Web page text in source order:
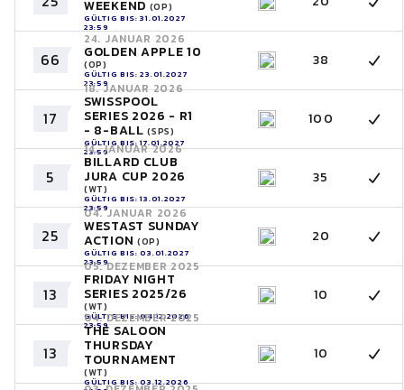
WEEKEND (OP)
GÜLTIG BIS: 31.01.2027
23:59
66
24. JANUAR 2026
GOLDEN APPLE 10
(OP)
GÜLTIG BIS: 23.01.2027
23:59
38
17
18. JANUAR 2026
SWISSPOOL
SERIES 2026 - R1
- 8-BALL(SPS)
GÜLTIG BIS: 17.01.2027
23:59
100
5
14. JANUAR 2026
BILLARD CLUB
JURA CUP 2026
(WT)
GÜLTIG BIS: 13.01.2027
23:59
35
25
04. JANUAR 2026
WESTAST SUNDAY
ACTION (OP)
GÜLTIG BIS: 03.01.2027
23:59
20
13
05. DEZEMBER 2025
FRIDAY NIGHT
SERIES 2025/26
(WT)
GÜLTIG BIS: 04.12.2026
23:59
10
13
04. DEZEMBER 2025
THE SALOON
THURSDAY
TOURNAMENT
(WT)
GÜLTIG BIS: 03.12.2026
10